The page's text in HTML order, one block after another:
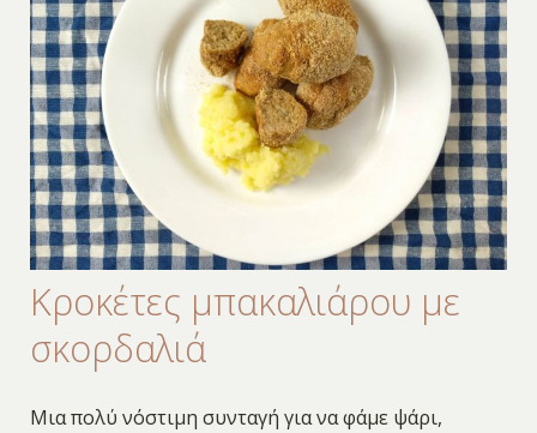
Κροκέτες μπακαλιάρου με
σκορδαλιά
Μια πολύ νόστιμη συνταγή για να φάμε ψάρι,